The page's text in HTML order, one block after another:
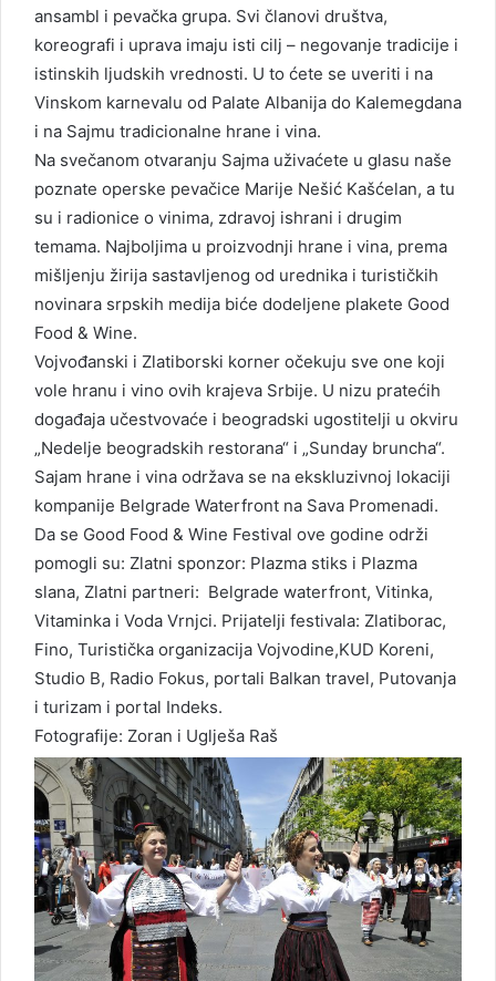
ansambl i pevačka grupa. Svi članovi društva,
koreografi i uprava imaju isti cilj – negovanje tradicije i
istinskih ljudskih vrednosti. U to ćete se uveriti i na
Vinskom karnevalu od Palate Albanija do Kalemegdana
i na Sajmu tradicionalne hrane i vina.
Na svečanom otvaranju Sajma uživaćete u glasu naše
poznate operske pevačice Marije Nešić Kašćelan, a tu
su i radionice o vinima, zdravoj ishrani i drugim
temama. Najboljima u proizvodnji hrane i vina, prema
mišljenju žirija sastavljenog od urednika i turističkih
novinara srpskih medija biće dodeljene plakete Good
Food & Wine.
Vojvođanski i Zlatiborski korner očekuju sve one koji
vole hranu i vino ovih krajeva Srbije. U nizu pratećih
događaja učestvovaće i beogradski ugostitelji u okviru
„Nedelje beogradskih restorana“ i „Sunday bruncha“.
Sajam hrane i vina održava se na ekskluzivnoj lokaciji
kompanije Belgrade Waterfront na Sava Promenadi.
Da se Good Food & Wine Festival ove godine održi
pomogli su: Zlatni sponzor: Plazma stiks i Plazma
slana, Zlatni partneri: Belgrade waterfront, Vitinka,
Vitaminka i Voda Vrnjci. Prijatelji festivala: Zlatiborac,
Fino, Turistička organizacija Vojvodine,KUD Koreni,
Studio B, Radio Fokus, portali Balkan travel, Putovanja
i turizam i portal Indeks.
Fotografije: Zoran i Uglješa Raš